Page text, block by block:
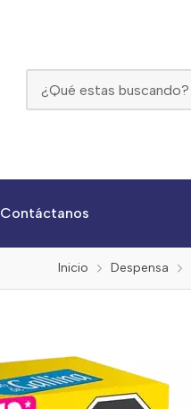
Contáctanos
Inicio Despensa